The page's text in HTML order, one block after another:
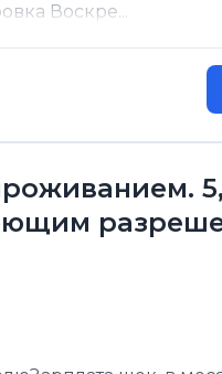
Воскре...